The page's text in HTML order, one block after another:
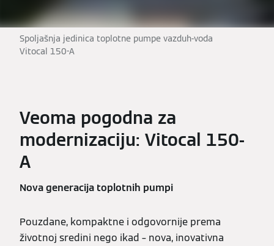
Spoljašnja jedinica toplotne pumpe vazduh-voda
Vitocal 150-A
Veoma pogodna za
modernizaciju: Vitocal 150-
A
Nova generacija toplotnih pumpi
Pouzdane, kompaktne i odgovornije prema
životnoj sredini nego ikad – nova, inovativna